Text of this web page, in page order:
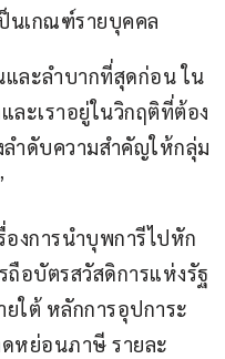
นเกณฑ์รายบุคคล
และลำบากที่สุดก่อน ใน
ละเราอยู่ในวิกฤติที่ต้อง
ลำดับความสำคัญให้กลุ่ม
งการนำบุพการีไปหัก
อบัตรสวัสดิการแห่งรัฐ
ใต้ หลักการอุปการะ
หย่อนภาษี รายละ